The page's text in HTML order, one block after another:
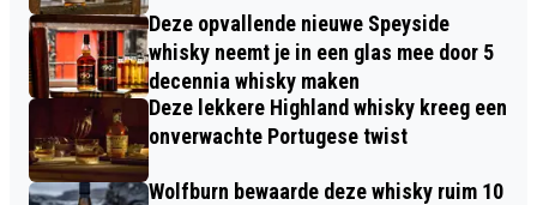
Deze opvallende nieuwe Speyside
whisky neemt je in een glas mee door 5
decennia whisky maken
Deze lekkere Highland whisky kreeg een
onverwachte Portugese twist
Wolfburn bewaarde deze whisky ruim 10